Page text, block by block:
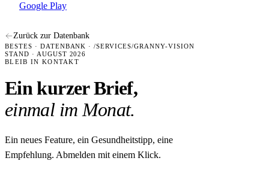
Google Play
Zurück zur Datenbank
BESTES · DATENBANK · /SERVICES/GRANNY-VISION
STAND · AUGUST 2026
BLEIB IN KONTAKT
Ein kurzer Brief,
einmal im Monat.
Ein neues Feature, ein Gesundheitstipp, eine
Empfehlung. Abmelden mit einem Klick.